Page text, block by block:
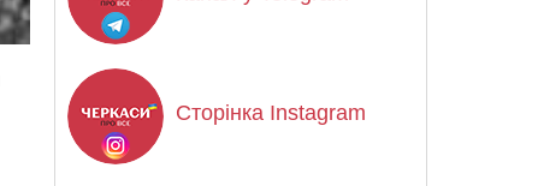
Сторінка Instagram